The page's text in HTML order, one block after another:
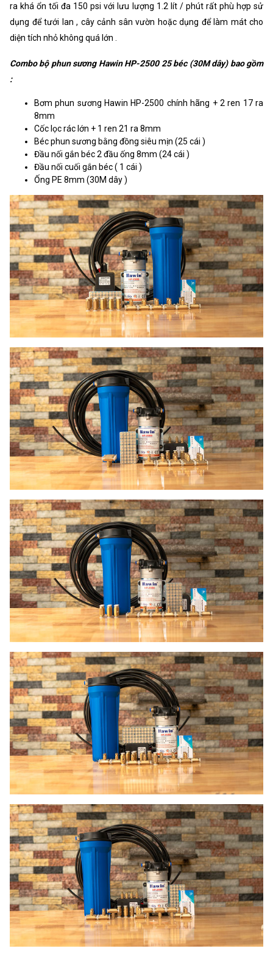
ra khá ổn tối đa 150 psi với lưu lượng 1.2 lít / phút rất phù hợp sử
dụng để tưới lan , cây cảnh sân vườn hoặc dụng để làm mát cho
diện tích nhỏ không quá lớn .
Combo bộ phun sương Hawin HP-2500 25 béc (30M dây) bao gồm
:
Bơm phun sương Hawin HP-2500 chính hãng + 2 ren 17 ra
8mm
Cốc lọc rác lớn + 1 ren 21 ra 8mm
Béc phun sương bằng đồng siêu mịn (25 cái )
Đầu nối gắn béc 2 đầu ống 8mm (24 cái )
Đầu nối cuối gắn béc ( 1 cái )
Ống PE 8mm (30M dây )